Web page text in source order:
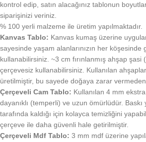
kontrol edip, satın alacağınız tablonun
siparişinizi veriniz.
% 100 yerli malzeme ile üretim yapılmaktadır.
Kanvas Tablo: Kanvas kumaş üzerine
sayesinde yaşam alanlarınızın her köşesinde
kullanabilirsiniz. ~3 cm fırınlanmış ahşap şasi
çerçevesiz kullanabilirsiniz. Kullanılan
üretilmiştir, bu sayede doğaya zarar vermeden
Çerçeveli Cam Tablo: Kullanılan 4 mm
dayanıklı (temperli) ve uzun ömürlüdür. Baskı
tarafında kaldığı için kolayca temizliğini
çerçeve ile daha güvenli hale getirilmiştir.
Çerçeveli Mdf Tablo: 3 mm mdf üzerine